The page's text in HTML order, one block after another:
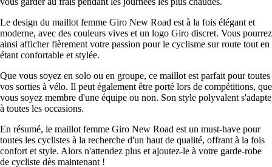
Le design du maillot femme Giro New Road est à la fois élégant et
moderne, avec des couleurs vives et un logo Giro discret. Vous pourrez
ainsi afficher fièrement votre passion pour le cyclisme sur route tout en
étant confortable et stylée.
Que vous soyez en solo ou en groupe, ce maillot est parfait pour toutes
vos sorties à vélo. Il peut également être porté lors de compétitions, que
vous soyez membre d'une équipe ou non. Son style polyvalent s'adapte
à toutes les occasions.
En résumé, le maillot femme Giro New Road est un must-have pour
toutes les cyclistes à la recherche d'un haut de qualité, offrant à la fois
confort et style. Alors n'attendez plus et ajoutez-le à votre garde-robe
de cycliste dès maintenant !